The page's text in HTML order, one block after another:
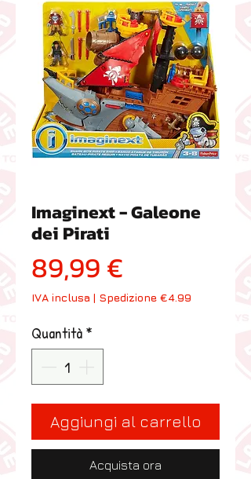
Imaginext - Galeone
dei Pirati
89,99 €
IVA inclusa | Spedizione €4.99
Quantità*
Aggiungi al carrello
Acquista ora